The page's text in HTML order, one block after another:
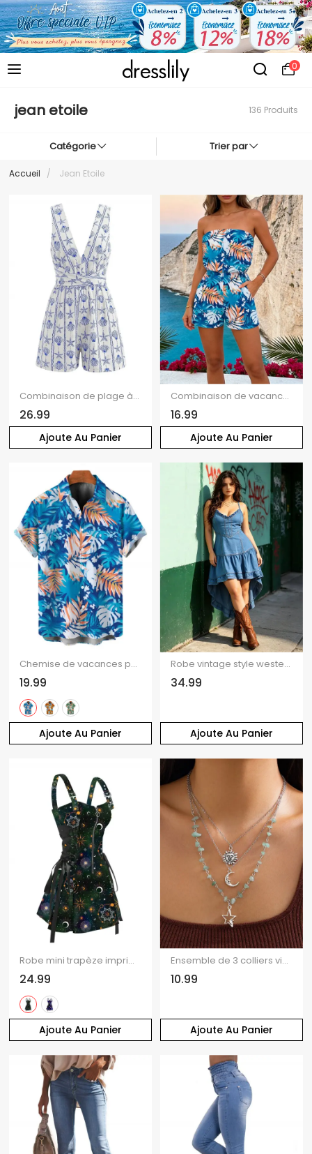
0
jean etoile 136 Produits
Catégorie Trier par
Accueil / Jean Etoile
Ajoute Au Panier
Combinaison de plage à imprimé étoiles de mer et coquillages, dos nu croisé et noué
26.99
Ajoute Au Panier
Combinaison de vacances à Hawaï pour la plage, colorblock, imprimé tropical de feuilles de monstera, poche, épaules dénudées
16.99
Ajoute Au Panier
Chemise de vacances pour homme à Hawaï, idéale pour la plage. Imprimé tropical colorblock à feuilles de monstera. Chemise boutonnée.
19.99
Ajoute Au Panier
Robe vintage style western cottagecore à volants, robe midi asymétrique à volants
34.99
Ajoute Au Panier
Robe mini trapèze imprimée galaxie soleil et étoiles, demi-zip, laçage, taille haute, bretelles.
24.99
Ajoute Au Panier
Ensemble de 3 colliers vintage avec pendentif soleil, lune et étoile, et pierres irrégulières.
10.99